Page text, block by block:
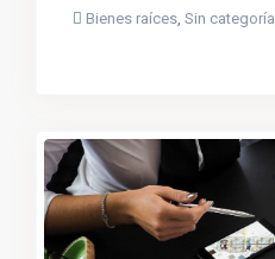
Bienes raíces ,Sin categoría